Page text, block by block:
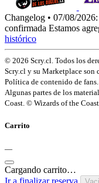
Changelog • 07/08/2026:
confirmada Estamos
histórico
© 2026 Scry.cl. Todos los
Scry.cl y su Marketplace
Política de contenido de
Algunas partes de los
Coast. © Wizards of the
Carrito
—
Cargando carrito…